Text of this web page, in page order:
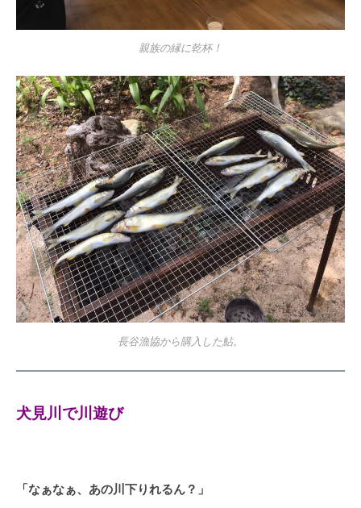
親族の縁に乾杯！
長谷漁協から購入した鮎。
犬見川で川遊び
「なぁなぁ、あの川下りれるん？」